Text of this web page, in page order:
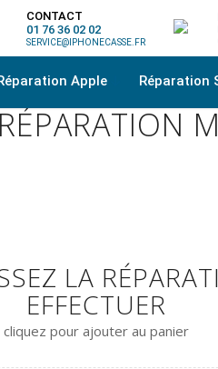
CONTACT
01 76 36 02 02
SERVICE@IPHONECASSE.FR
Apple Réparation
RÉPARATION
LA
EFFECTUER
cliquez pour ajouter au panier